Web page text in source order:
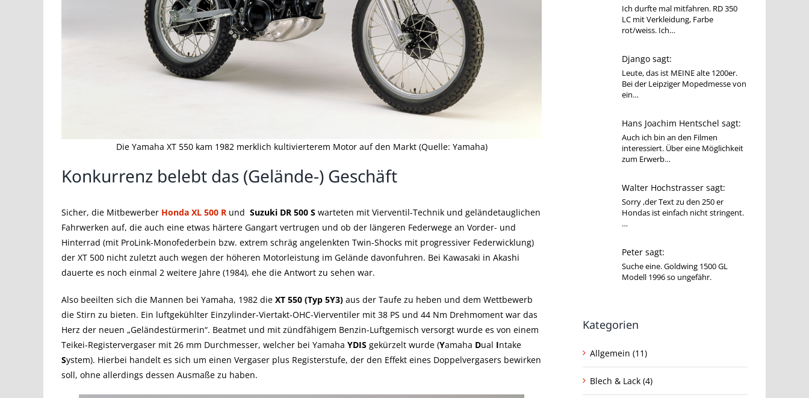
Die Yamaha XT 550 kam 1982 merklich kultivierterem Motor auf den Markt (Quelle: Yamaha)
Konkurrenz belebt das (Gelände-) Geschäft
Sicher, die Mitbewerber Honda XL 500 R und Suzuki DR 500 S warteten mit Vierventil-Technik und geländetauglichen
Fahrwerken auf, die auch eine etwas härtere Gangart vertrugen und ob der längeren Federwege an Vorder- und
Hinterrad (mit ProLink-Monofederbein bzw. extrem schräg angelenkten Twin-Shocks mit progressiver Federwicklung)
der XT 500 nicht zuletzt auch wegen der höheren Motorleistung im Gelände davonfuhren. Bei Kawasaki in Akashi
dauerte es noch einmal 2 weitere Jahre (1984), ehe die Antwort zu sehen war.
Also beeilten sich die Mannen bei Yamaha, 1982 die XT 550 (Typ 5Y3) aus der Taufe zu heben und dem Wettbewerb
die Stirn zu bieten. Ein luftgekühlter Einzylinder-Viertakt-OHC-Vierventiler mit 38 PS und 44 Nm Drehmoment war das
Herz der neuen „Geländestürmerin“. Beatmet und mit zündfähigem Benzin-Luftgemisch versorgt wurde es von einem
Teikei-Registervergaser mit 26 mm Durchmesser, welcher bei Yamaha YDIS gekürzelt wurde (Yamaha Dual Intake
System). Hierbei handelt es sich um einen Vergaser plus Registerstufe, der den Effekt eines Doppelvergasers bewirken
soll, ohne allerdings dessen Ausmaße zu haben.
Ich durfte mal mitfahren. RD 350
LC mit Verkleidung, Farbe
rot/weiss. Ich…
Django sagt:
Leute, das ist MEINE alte 1200er.
Bei der Leipziger Mopedmesse von
ein…
Hans Joachim Hentschel sagt:
Auch ich bin an den Filmen
interessiert. Über eine Möglichkeit
zum Erwerb…
Walter Hochstrasser sagt:
Sorry ,der Text zu den 250 er
Hondas ist einfach nicht stringent.
…
Peter sagt:
Suche eine. Goldwing 1500 GL
Modell 1996 so ungefähr.
Kategorien
Allgemein (11)
Blech & Lack (4)